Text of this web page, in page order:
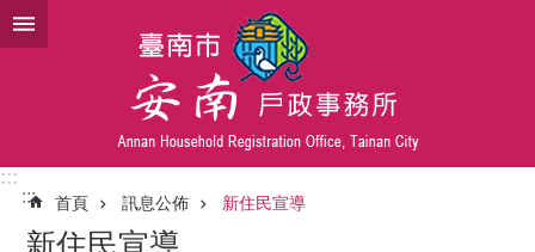
跳到主要內容區塊
:::
:::
首頁 訊息公佈 新住民宣導
新住民宣導